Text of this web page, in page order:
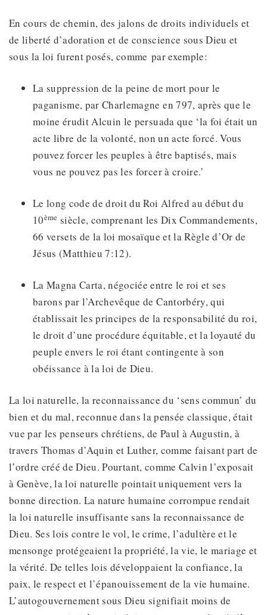
En cours de chemin, des jalons de droits individuels et
de liberté d’adoration et de conscience sous Dieu et
sous la loi furent posés, comme par exemple:
La suppression de la peine de mort pour le
paganisme, par Charlemagne en 797, après que le
moine érudit Alcuin le persuada que ‘la foi était un
acte libre de la volonté, non un acte forcé. Vous
pouvez forcer les peuples à être baptisés, mais
vous ne pouvez pas les forcer à croire.’
Le long code de droit du Roi Alfred au début du
10ème siècle, comprenant les Dix Commandements,
66 versets de la loi mosaïque et la Règle d’Or de
Jésus (Matthieu 7:12).
La Magna Carta, négociée entre le roi et ses
barons par l’Archevêque de Cantorbéry, qui
établissait les principes de la responsabilité du roi,
le droit d’une procédure équitable, et la loyauté du
peuple envers le roi étant contingente à son
obéissance à la loi de Dieu.
La loi naturelle, la reconnaissance du ‘sens commun’ du
bien et du mal, reconnue dans la pensée classique, était
vue par les penseurs chrétiens, de Paul à Augustin, à
travers Thomas d’Aquin et Luther, comme faisant part de
l’ordre créé de Dieu. Pourtant, comme Calvin l’exposait
à Genève, la loi naturelle pointait uniquement vers la
bonne direction. La nature humaine corrompue rendait
la loi naturelle insuffisante sans la reconnaissance de
Dieu. Ses lois contre le vol, le crime, l’adultère et le
mensonge protégeaient la propriété, la vie, le mariage et
la vérité. De telles lois développaient la confiance, la
paix, le respect et l’épanouissement de la vie humaine.
L’autogouvernement sous Dieu signifiait moins de